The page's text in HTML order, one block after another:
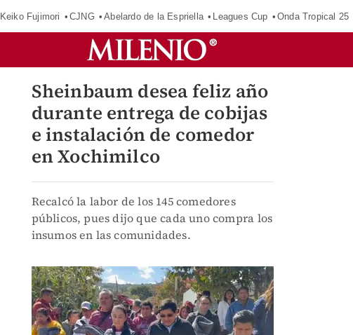
Keiko Fujimori CJNG Abelardo de la Espriella Leagues Cup Onda Tropical 25
Sheinbaum desea feliz año
durante entrega de cobijas
e instalación de comedor
en Xochimilco
Recalcó la labor de los 145 comedores
públicos, pues dijo que cada uno compra los
insumos en las comunidades.